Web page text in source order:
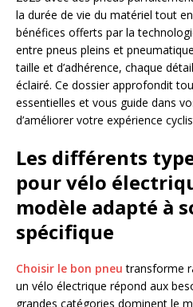
la durée de vie du matériel tout
bénéfices offerts par la
entre pneus pleins et
taille et d’adhérence, chaque
éclairé. Ce dossier approfondit
essentielles et vous guide dans
d’améliorer votre expérience
Les différents
pour vélo
modèle adapté à
spécifique
Choisir le bon pneu transforme
un vélo électrique répond aux
grandes catégories dominent le